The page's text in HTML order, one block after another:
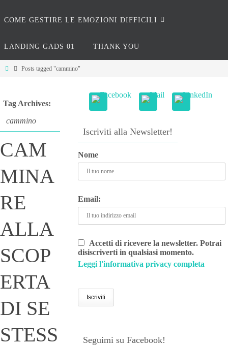
COME GESTIRE LE EMOZIONI DIFFICILI
LANDING GADS 01 THANK YOU
Posts tagged "cammino"
Tag Archives:
cammino
CAM
MINA
RE
ALLA
SCOP
ERTA
DI SE
STESS
Iscriviti alla Newsletter!
Nome
Email:
Accetti di ricevere la newsletter. Potrai
disiscriverti in qualsiasi momento.
Leggi l'informativa privacy completa
Seguimi su Facebook!